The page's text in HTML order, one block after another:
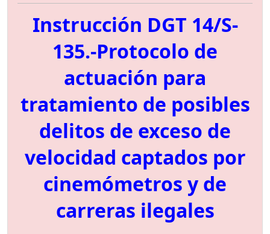
Instrucción DGT 14/S-
135.-Protocolo de
actuación para
tratamiento de posibles
delitos de exceso de
velocidad captados por
cinemómetros y de
carreras ilegales